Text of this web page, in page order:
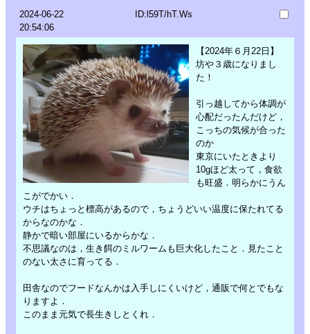
2024-06-22
20:54:06
ID:l59T/hT.Ws
【2024年６月22日】
坊や３歳になりまし
た！
引っ越してから体調が
心配だったんだけど，
こっちの気候が合った
のか
東京にいたときより
10gほど太って，食欲
も旺盛．明らかにうん
こがでかい．
ウチはちょっと標高があるので，ちょうどいい温度に保たれてる
からなのかな．
静かで暗い部屋にいるからかな．
不思議なのは，生き餌のミルワームも巨大化したこと．見たこと
のない太さに育ってる．
田舎なのでフードなんかは入手しにくいけど，通販で何とでもな
りますよ．
このまま元気で長生きしとくれ．